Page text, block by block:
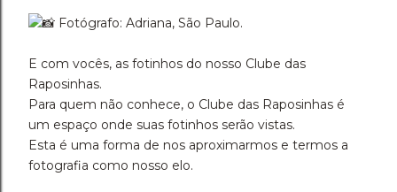
Fotógrafo: Adriana, São Paulo.
E com vocês, as fotinhos do nosso Clube das
Raposinhas.
Para quem não conhece, o Clube das Raposinhas é
um espaço onde suas fotinhos serão vistas.
Esta é uma forma de nos aproximarmos e termos a
fotografia como nosso elo.